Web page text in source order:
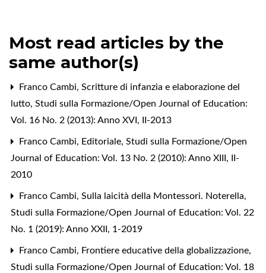
Most read articles by the
same author(s)
Franco Cambi, Scritture di infanzia e elaborazione del
lutto, Studi sulla Formazione/Open Journal of Education:
Vol. 16 No. 2 (2013): Anno XVI, II-2013
Franco Cambi, Editoriale, Studi sulla Formazione/Open
Journal of Education: Vol. 13 No. 2 (2010): Anno XIII, II-
2010
Franco Cambi, Sulla laicità della Montessori. Noterella,
Studi sulla Formazione/Open Journal of Education: Vol. 22
No. 1 (2019): Anno XXII, 1-2019
Franco Cambi, Frontiere educative della globalizzazione,
Studi sulla Formazione/Open Journal of Education: Vol. 18